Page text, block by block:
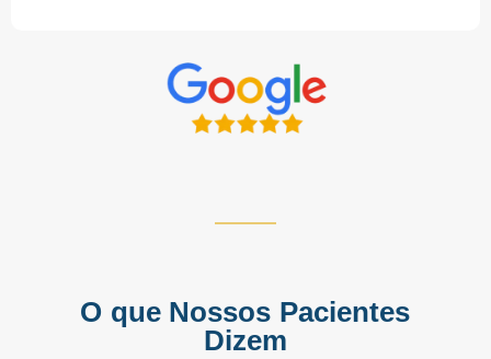
O que Nossos Pacientes
Dizem